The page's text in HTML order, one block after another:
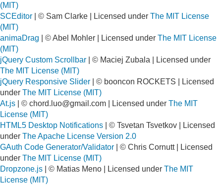
(MIT)
SCEditor | © Sam Clarke | Licensed under The MIT License
(MIT)
animaDrag | © Abel Mohler | Licensed under The MIT License
(MIT)
jQuery Custom Scrollbar | © Maciej Zubala | Licensed under
The MIT License (MIT)
jQuery Responsive Slider | © booncon ROCKETS | Licensed
under The MIT License (MIT)
At.js | © chord.luo@gmail.com | Licensed under The MIT
License (MIT)
HTML5 Desktop Notifications | © Tsvetan Tsvetkov | Licensed
under The Apache License Version 2.0
GAuth Code Generator/Validator | © Chris Cornutt | Licensed
under The MIT License (MIT)
Dropzone.js | © Matias Meno | Licensed under The MIT
License (MIT)